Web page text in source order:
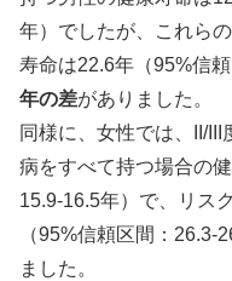
年）でしたが、これら
寿命は22.6年（95%信
年の差がありました。
同様に、女性では、II/
病をすべて持つ場合の
15.9-16.5年）で、リス
（95%信頼区間：26.3-
ました。